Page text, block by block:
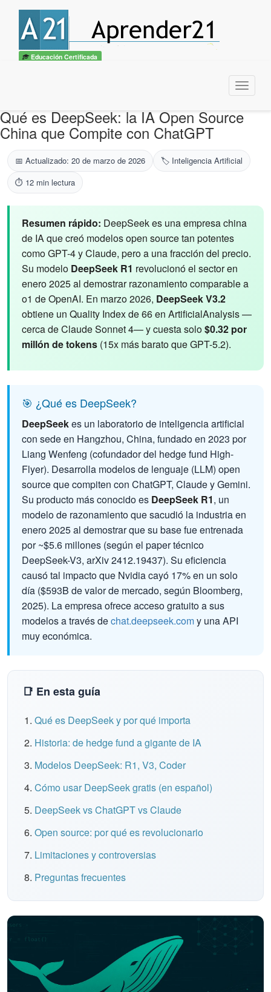
Educación Certificada
Menu
Qué es DeepSeek: la IA Open Source
China que Compite con ChatGPT
📅 Actualizado: 20 de marzo de 2026
🏷️ Inteligencia Artificial
⏱️ 12 min lectura
Resumen rápido: DeepSeek es una empresa china
de IA que creó modelos open source tan potentes
como GPT-4 y Claude, pero a una fracción del precio.
Su modelo DeepSeek R1 revolucionó el sector en
enero 2025 al demostrar razonamiento comparable a
o1 de OpenAI. En marzo 2026, DeepSeek V3.2
obtiene un Quality Index de 66 en ArtificialAnalysis —
cerca de Claude Sonnet 4— y cuesta solo$0.32 por
millón de tokens (15x más barato que GPT-5.2).
🎯 ¿Qué es DeepSeek?
DeepSeekes un laboratorio de inteligencia artificial
con sede en Hangzhou, China, fundado en 2023 por
Liang Wenfeng (cofundador del hedge fund High-
Flyer). Desarrolla modelos de lenguaje (LLM) open
source que compiten con ChatGPT, Claude y Gemini.
Su producto más conocido es DeepSeek R1, un
modelo de razonamiento que sacudió la industria en
enero 2025 al demostrar que su base fue entrenada
por ~$5.6 millones (según el paper técnico
DeepSeek-V3, arXiv 2412.19437). Su eficiencia
causó tal impacto que Nvidia cayó 17% en un solo
día ($593B de valor de mercado, según Bloomberg,
2025). La empresa ofrece acceso gratuito a sus
modelos a través dechat.deepseek.comy una API
muy económica.
📑 En esta guía
Qué es DeepSeek y por qué importa
Historia: de hedge fund a gigante de IA
Modelos DeepSeek: R1, V3, Coder
Cómo usar DeepSeek gratis (en español)
DeepSeek vs ChatGPT vs Claude
Open source: por qué es revolucionario
Limitaciones y controversias
Preguntas frecuentes